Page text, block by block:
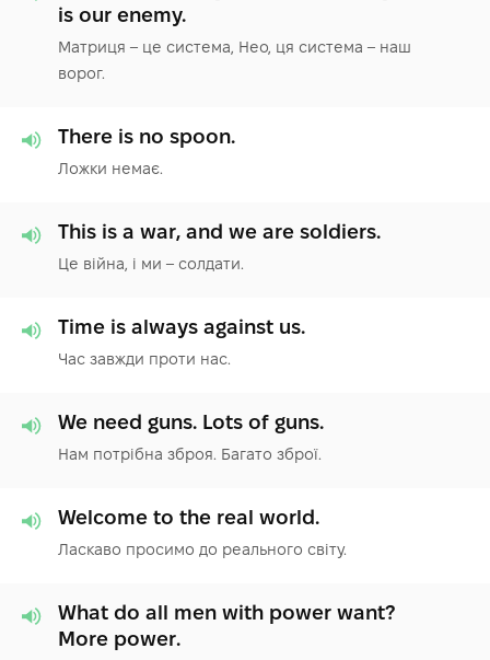
is our enemy.
Матриця – це система, Нео, ця система – наш
ворог.
There is no spoon.
Ложки немає.
This is a war, and we are soldiers.
Це війна, і ми – солдати.
Time is always against us.
Час завжди проти нас.
We need guns. Lots of guns.
Нам потрібна зброя. Багато зброї.
Welcome to the real world.
Ласкаво просимо до реального світу.
What do all men with power want?
More power.